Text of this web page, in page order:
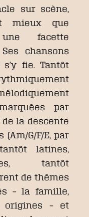
sur scène,
mieux que
une facette
chansons
fie. Tantôt
par
la descente
G/F/E, par
latines,
tantôt
de thèmes
– la famille,
origines – et